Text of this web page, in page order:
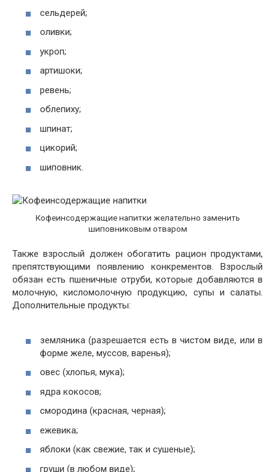
сельдерей;
оливки;
укроп;
артишоки;
ревень;
облепиху;
шпинат;
цикорий;
шиповник.
Кофеинсодержащие напитки желательно заменить
шиповниковым отваром
Также взрослый должен обогатить рацион продуктами,
препятствующими появлению конкрементов. Взрослый
обязан есть пшеничные отруби, которые добавляются в
молочную, кисломолочную продукцию, супы и салаты.
Дополнительные продукты:
земляника (разрешается есть в чистом виде, или в
форме желе, муссов, варенья);
овес (хлопья, мука);
ядра кокосов;
смородина (красная, черная);
ежевика;
яблоки (как свежие, так и сушеные);
груши (в любом виде);